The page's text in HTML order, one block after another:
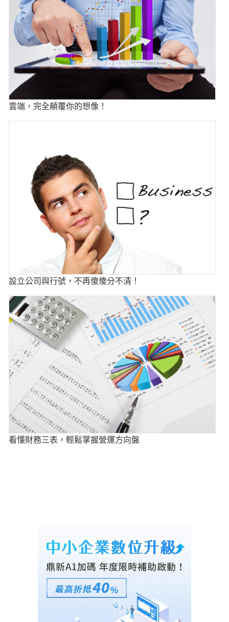
雲端，完全顛覆你的想像！
設立公司與行號，不再傻傻分不清！
看懂財務三表，輕鬆掌握營運方向盤